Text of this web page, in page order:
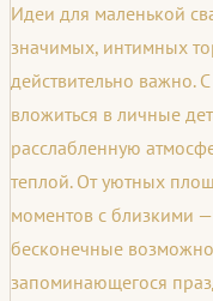
Идеи для маленькой
значимых, интимных
действительно важно.
вложиться в личные
расслабленную
теплой. От уютных
моментов с близкими
бесконечные
запоминающегося